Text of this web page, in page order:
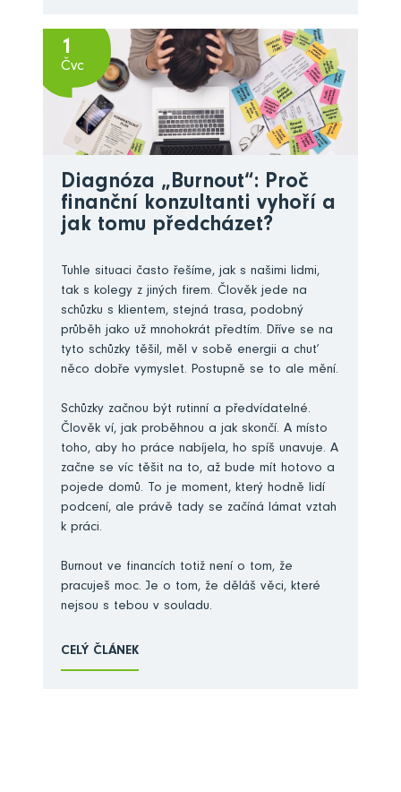
1
Čvc
Diagnóza „Burnout“: Proč
finanční konzultanti vyhoří a
jak tomu předcházet?
Tuhle situaci často řešíme, jak s našimi lidmi,
tak s kolegy z jiných firem. Člověk jede na
schůzku s klientem, stejná trasa, podobný
průběh jako už mnohokrát předtím. Dříve se na
tyto schůzky těšil, měl v sobě energii a chuť
něco dobře vymyslet. Postupně se to ale mění.
Schůzky začnou být rutinní a předvídatelné.
Člověk ví, jak proběhnou a jak skončí. A místo
toho, aby ho práce nabíjela, ho spíš unavuje. A
začne se víc těšit na to, až bude mít hotovo a
pojede domů. To je moment, který hodně lidí
podcení, ale právě tady se začíná lámat vztah
k práci.
Burnout ve financích totiž není o tom, že
pracuješ moc. Je o tom, že děláš věci, které
nejsou s tebou v souladu.
CELÝ ČLÁNEK